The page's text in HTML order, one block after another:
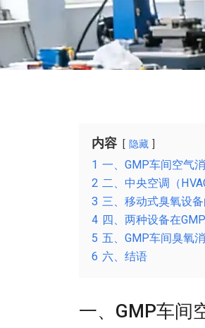
内容 隐藏
1 一、GMP车间空气
2 二、中央空调（
3 三、移动式臭氧设
4 四、两种设备在
5 五、GMP车间臭氧
6 六、结语
一、GMP车间